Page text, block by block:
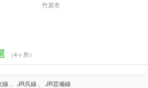
竹原市
（4ヶ所）
井原鉄道井原線 、 JR木次線 、 JR呉線 、 JR芸備線